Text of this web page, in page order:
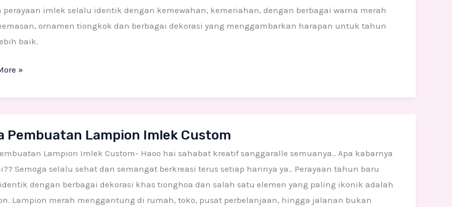
perayaan imlek selalu identik dengan kemewahan, kemeriahan, dengan berbagai warna merah
ornamen tiongkok dan berbagai dekorasi yang menggambarkan harapan untuk tahun
baik.
»
Pembuatan Lampion Imlek Custom
Lampion Imlek Custom- Haoo hai sahabat kreatif sanggaralle semuanya.. Apa kabarnya
Semoga selalu sehat dan semangat berkreasi terus setiap harinya ya.. Perayaan tahun baru
dengan berbagai dekorasi khas tionghoa dan salah satu elemen yang paling ikonik adalah
Lampion merah menggantung di rumah, toko, pusat perbelanjaan, hingga jalanan bukan